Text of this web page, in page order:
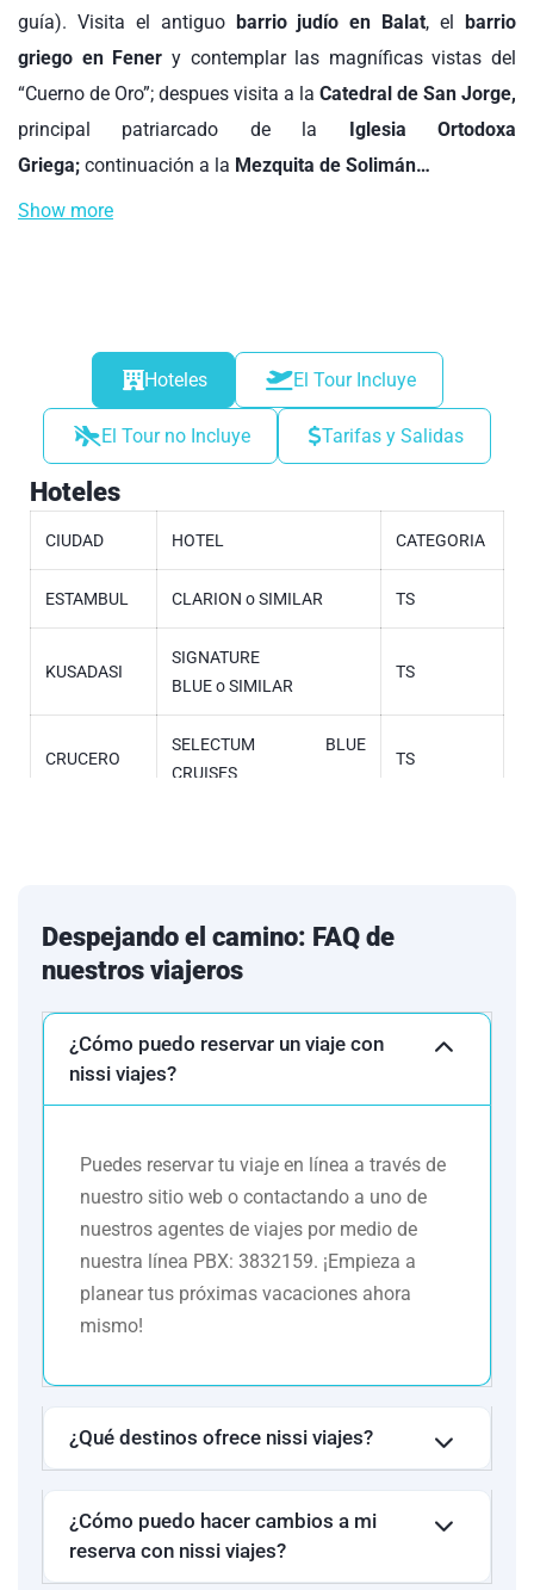
guía). Visita el antiguobarrio judío en Balat, elbarrio
griego en Fener y contemplar las magníficas vistas del
“Cuerno de Oro”; despues visita a la Catedral de San Jorge,
principal patriarcado de la Iglesia Ortodoxa
Griega; continuación a la Mezquita de Solimán…
Show more
Hoteles El Tour Incluye
El Tour no Incluye Tarifas y Salidas
Hoteles
CIUDAD HOTEL CATEGORIA
ESTAMBUL CLARION o SIMILAR TS
KUSADASI
SIGNATURE
BLUE o SIMILAR
TS
CRUCERO
SELECTUM BLUE
CRUISES
TS
ESTAMBUL CLARION o SIMILAR
Relacionamos los hoteles utilizados con mayor frecuencia en
este circuito. Esto a manera informativa, indicando también que
el pasajero puede ser alojado en establecimientos similares o
Despejando el camino: FAQ de
nuestros viajeros
¿Cómo puedo reservar un viaje con
nissi viajes?
Puedes reservar tu viaje en línea a través de
nuestro sitio web o contactando a uno de
nuestros agentes de viajes por medio de
nuestra línea PBX: 3832159. ¡Empieza a
planear tus próximas vacaciones ahora
mismo!
¿Qué destinos ofrece nissi viajes?
¿Cómo puedo hacer cambios a mi
reserva con nissi viajes?